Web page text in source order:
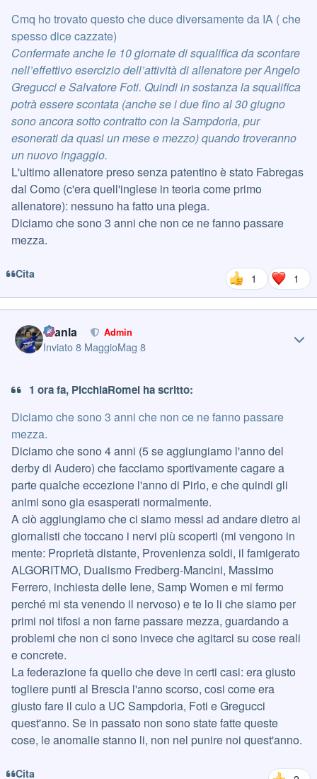
Cmq ho trovato questo che duce diversamente da IA ( che
spesso dice cazzate)
Confermate anche le 10 giornate di squalifica da scontare
nell’effettivo esercizio dell’attività di allenatore per Angelo
Gregucci e Salvatore Foti. Quindi in sostanza la squalifica
potrà essere scontata (anche se i due fino al 30 giugno
sono ancora sotto contratto con la Sampdoria, pur
esonerati da quasi un mese e mezzo) quando troveranno
un nuovo ingaggio.
L'ultimo allenatore preso senza patentino è stato Fabregas
dal Como (c'era quell'inglese in teoria come primo
allenatore): nessuno ha fatto una piega.
Diciamo che sono 3 anni che non ce ne fanno passare
mezza.
Cita 1 1
Gianla Admin
Inviato8 MaggioMag 8
1 ora fa, PicchiaRomei ha scritto:
Diciamo che sono 3 anni che non ce ne fanno passare
mezza.
Diciamo che sono 4 anni (5 se aggiungiamo l'anno del
derby di Audero) che facciamo sportivamente cagare a
parte qualche eccezione l'anno di Pirlo, e che quindi gli
animi sono gia esasperati normalmente.
A ciò aggiungiamo che ci siamo messi ad andare dietro ai
giornalisti che toccano i nervi più scoperti (mi vengono in
mente: Proprietà distante, Provenienza soldi, il famigerato
ALGORITMO, Dualismo Fredberg-Mancini, Massimo
Ferrero, inchiesta delle Iene, Samp Women e mi fermo
perché mi sta venendo il nervoso) e te lo li che siamo per
primi noi tifosi a non farne passare mezza, guardando a
problemi che non ci sono invece che agitarci su cose reali
e concrete.
La federazione fa quello che deve in certi casi: era giusto
togliere punti al Brescia l'anno scorso, cosi come era
giusto fare il culo a UC Sampdoria, Foti e Gregucci
quest'anno. Se in passato non sono state fatte queste
cose, le anomalie stanno li, non nel punire noi quest'anno.
Cita